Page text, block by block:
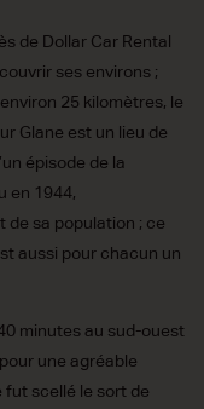
de Dollar Car Rental
ses environs ;
25 kilomètres, le
Glane est un lieu de
épisode de la
en 1944,
de sa population ; ce
aussi pour chacun un
minutes au sud-ouest
une agréable
fut scellé le sort de